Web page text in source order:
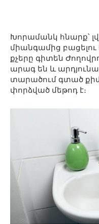
Խորամանկ հնարք՝
միանգամից
քչերը գիտեն
արագ են և
տարածում գտած
փորձված մեթոդ է։